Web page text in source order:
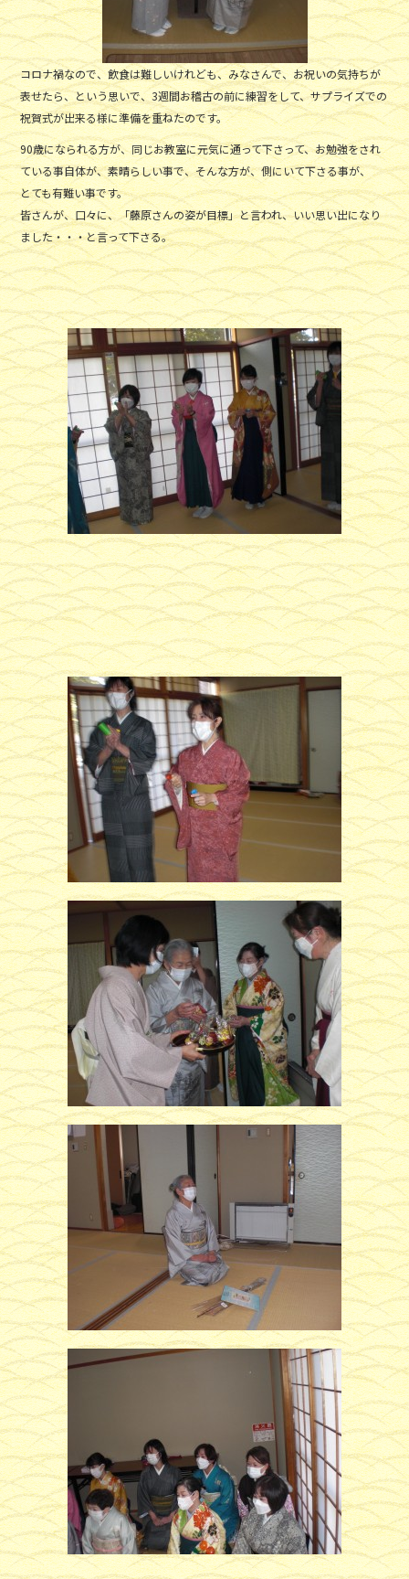
コロナ禍なので、飲食は難しいけれども、みなさんで、お祝いの気持ちが
表せたら、という思いで、3週間お稽古の前に練習をして、サプライズでの
祝賀式が出来る様に準備を重ねたのです。
90歳になられる方が、同じお教室に元気に通って下さって、お勉強をされ
ている事自体が、素晴らしい事で、そんな方が、側にいて下さる事が、
とても有難い事です。
皆さんが、口々に、「藤原さんの姿が目標」と言われ、いい思い出になり
ました・・・と言って下さる。